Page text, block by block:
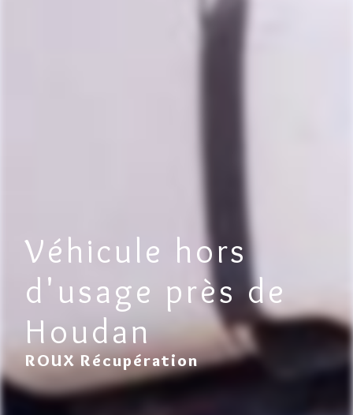
Véhicule hors
d'usage près de
Houdan
ROUX Récupération